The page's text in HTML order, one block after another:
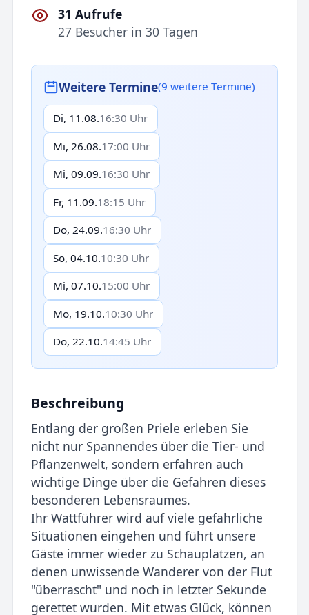
31 Aufrufe
27 Besucher in 30 Tagen
Weitere Termine(9 weitere Termine)
Di, 11.08.16:30 Uhr
Mi, 26.08.17:00 Uhr
Mi, 09.09.16:30 Uhr
Fr, 11.09.18:15 Uhr
Do, 24.09.16:30 Uhr
So, 04.10.10:30 Uhr
Mi, 07.10.15:00 Uhr
Mo, 19.10.10:30 Uhr
Do, 22.10.14:45 Uhr
Beschreibung
Entlang der großen Priele erleben Sie
nicht nur Spannendes über die Tier- und
Pflanzenwelt, sondern erfahren auch
wichtige Dinge über die Gefahren dieses
besonderen Lebensraumes.
Ihr Wattführer wird auf viele gefährliche
Situationen eingehen und führt unsere
Gäste immer wieder zu Schauplätzen, an
denen unwissende Wanderer von der Flut
"überrascht" und noch in letzter Sekunde
gerettet wurden. Mit etwas Glück, können